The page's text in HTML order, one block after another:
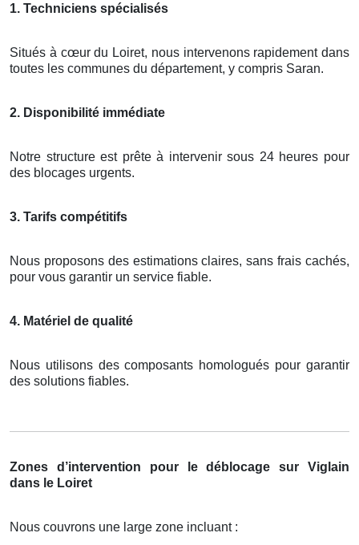
1. Techniciens spécialisés
Situés à cœur du Loiret, nous intervenons rapidement dans
toutes les communes du département, y compris Saran.
2. Disponibilité immédiate
Notre structure est prête à intervenir sous 24 heures pour
des blocages urgents.
3. Tarifs compétitifs
Nous proposons des estimations claires, sans frais cachés,
pour vous garantir un service fiable.
4. Matériel de qualité
Nous utilisons des composants homologués pour garantir
des solutions fiables.
Zones d’intervention pour le déblocage sur Viglain
dans le Loiret
Nous couvrons une large zone incluant :